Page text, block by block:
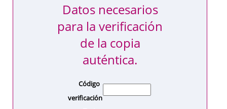
Datos necesarios
para la verificación
de la copia
auténtica.
Código
verificación